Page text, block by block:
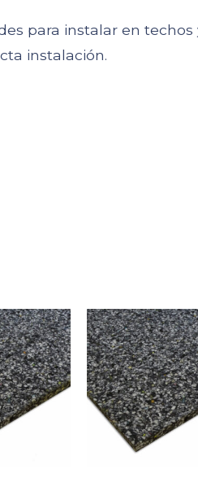
para instalar en
instalación.